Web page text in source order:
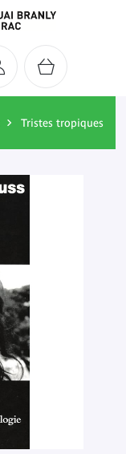
Tristes tropiques